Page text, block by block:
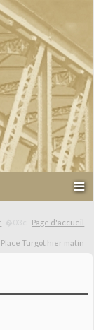
Page d'accueil
Turgot hier matin